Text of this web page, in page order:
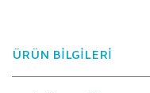
ÜRÜN BİLGİLERİ